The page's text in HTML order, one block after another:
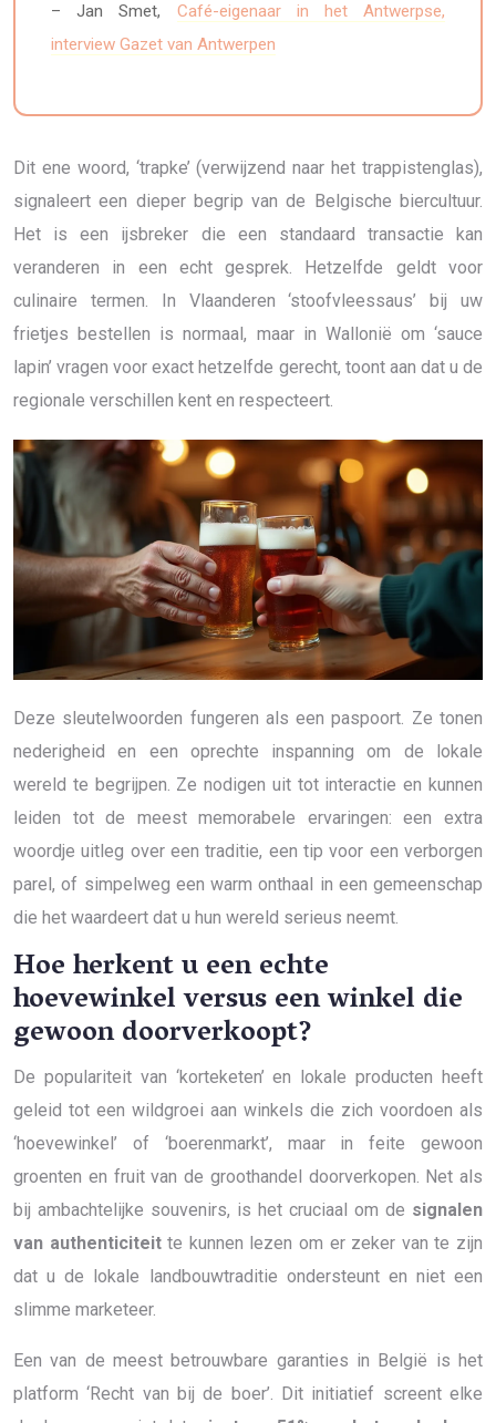
– Jan Smet, Café-eigenaar in het Antwerpse,
interview Gazet van Antwerpen
Dit ene woord, ‘trapke’ (verwijzend naar het trappistenglas),
signaleert een dieper begrip van de Belgische biercultuur.
Het is een ijsbreker die een standaard transactie kan
veranderen in een echt gesprek. Hetzelfde geldt voor
culinaire termen. In Vlaanderen ‘stoofvleessaus’ bij uw
frietjes bestellen is normaal, maar in Wallonië om ‘sauce
lapin’ vragen voor exact hetzelfde gerecht, toont aan dat u de
regionale verschillen kent en respecteert.
Deze sleutelwoorden fungeren als een paspoort. Ze tonen
nederigheid en een oprechte inspanning om de lokale
wereld te begrijpen. Ze nodigen uit tot interactie en kunnen
leiden tot de meest memorabele ervaringen: een extra
woordje uitleg over een traditie, een tip voor een verborgen
parel, of simpelweg een warm onthaal in een gemeenschap
die het waardeert dat u hun wereld serieus neemt.
Hoe herkent u een echte
hoevewinkel versus een winkel die
gewoon doorverkoopt?
De populariteit van ‘korteketen’ en lokale producten heeft
geleid tot een wildgroei aan winkels die zich voordoen als
‘hoevewinkel’ of ‘boerenmarkt’, maar in feite gewoon
groenten en fruit van de groothandel doorverkopen. Net als
bij ambachtelijke souvenirs, is het cruciaal om de signalen
van authenticiteitte kunnen lezen om er zeker van te zijn
dat u de lokale landbouwtraditie ondersteunt en niet een
slimme marketeer.
Een van de meest betrouwbare garanties in België is het
platform ‘Recht van bij de boer’. Dit initiatief screent elke